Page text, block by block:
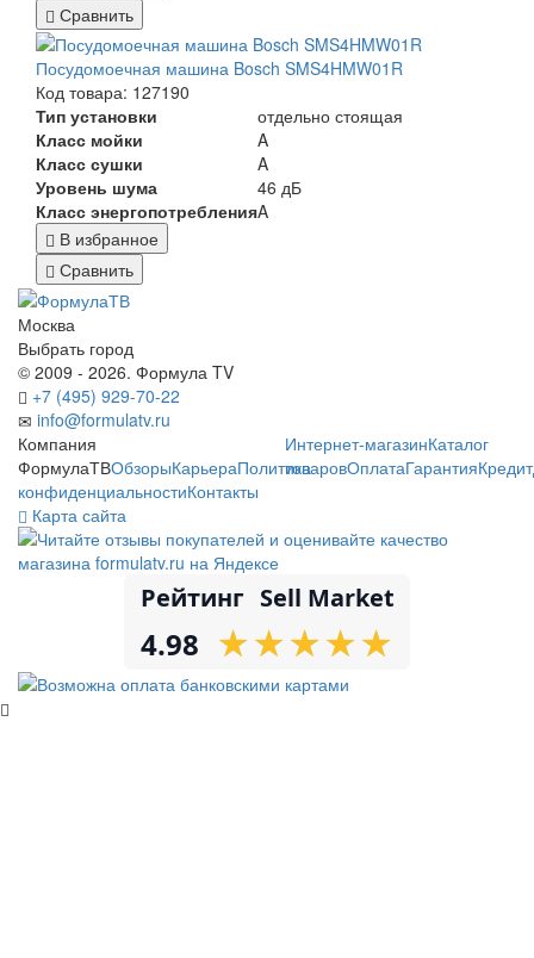
Сравнить
Посудомоечная машина Bosch SMS4HMW01R
Код товара: 127190
Тип установки
отдельно стоящая
Класс мойки
A
Класс сушки
A
Уровень шума
46 дБ
Класс энергопотребленияA
В избранное
Сравнить
Москва
Выбрать город
© 2009 - 2026. Формула TV
+7 (495) 929-70-22
info@formulatv.ru
Компания
ФормулаТВОбзорыКарьераПолитика
конфиденциальностиКонтакты
Интернет-магазинКаталог
товаровОплатаГарантияКредит
Карта сайта
Рейтинг Sell Market
4.98 ★
★★
★★
★★
★★
★